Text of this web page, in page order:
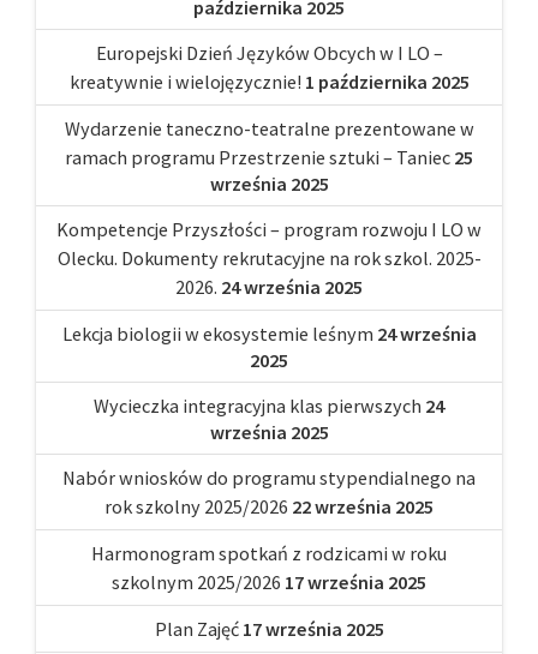
października 2025
Europejski Dzień Języków Obcych w I LO –
kreatywnie i wielojęzycznie! 1 października 2025
Wydarzenie taneczno-teatralne prezentowane w
ramach programu Przestrzenie sztuki – Taniec 25
września 2025
Kompetencje Przyszłości – program rozwoju I LO w
Olecku. Dokumenty rekrutacyjne na rok szkol. 2025-
2026. 24 września 2025
Lekcja biologii w ekosystemie leśnym 24 września
2025
Wycieczka integracyjna klas pierwszych 24
września 2025
Nabór wniosków do programu stypendialnego na
rok szkolny 2025/2026 22 września 2025
Harmonogram spotkań z rodzicami w roku
szkolnym 2025/2026 17 września 2025
Plan Zajęć 17 września 2025